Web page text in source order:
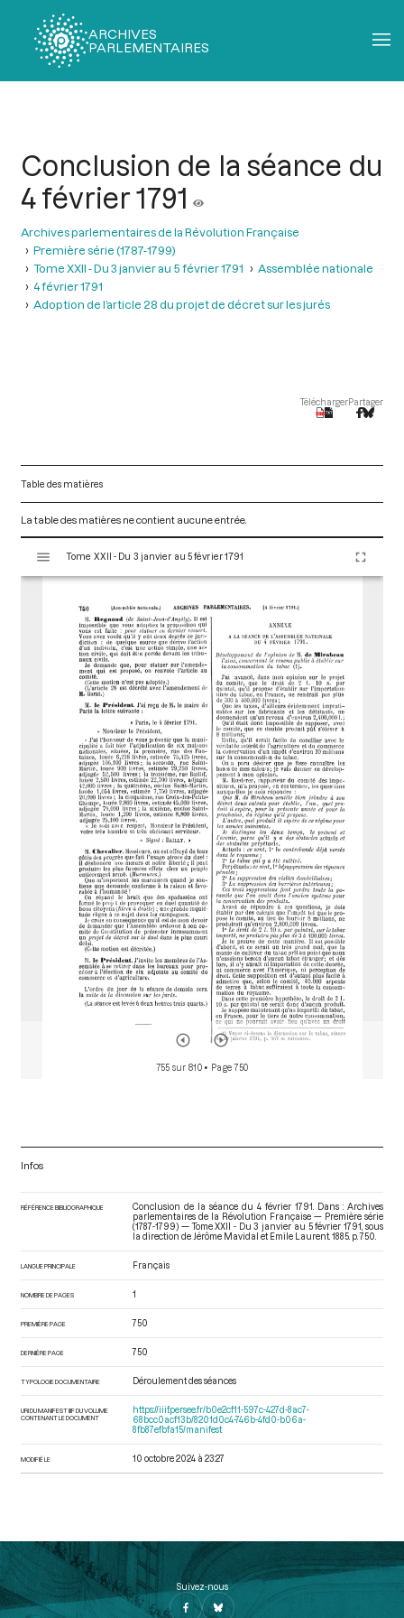
ARCHIVES
PARLEMENTAIRES
Conclusion de la séance du
4 février 1791
Archives parlementaires de la Révolution Française
Première série (1787-1799)
Tome XXII - Du 3 janvier au 5 février 1791
Assemblée nationale
4 février 1791
Adoption de l’article 28 du projet de décret sur les jurés
TéléchargerPartager
Table des matières
La table des matières ne contient aucune entrée.
s
Tome XXII - Du 3 janvier au 5 février 1791
755 sur 810 • Page 750
Infos
RÉFÉRENCE BIBLIOGRAPHIQUE
Conclusion de la séance du 4 février 1791. Dans : Archives
parlementaires de la Révolution Française — Première série
(1787-1799) — Tome XXII - Du 3 janvier au 5 février 1791 , sous
la direction de Jérôme Mavidal et Emile Laurent. 1885. p. 750.
LANGUE PRINCIPALE Français
NOMBRE DE PAGES 1
PREMIÈRE PAGE 750
DERNIÈRE PAGE 750
TYPOLOGIE DOCUMENTAIRE Déroulement des séances
URI DU MANIFEST IIIF DU VOLUME
CONTENANT LE DOCUMENT
https://iiif.persee.fr/b0e2cf11-597c-427d-8ac7-
68bcc0acf13b/8201d0c4-746b-4fd0-b06a-
8fb87efbfa15/manifest
MODIFIÉ LE 10 octobre 2024 à 23:27
Suivez-nous